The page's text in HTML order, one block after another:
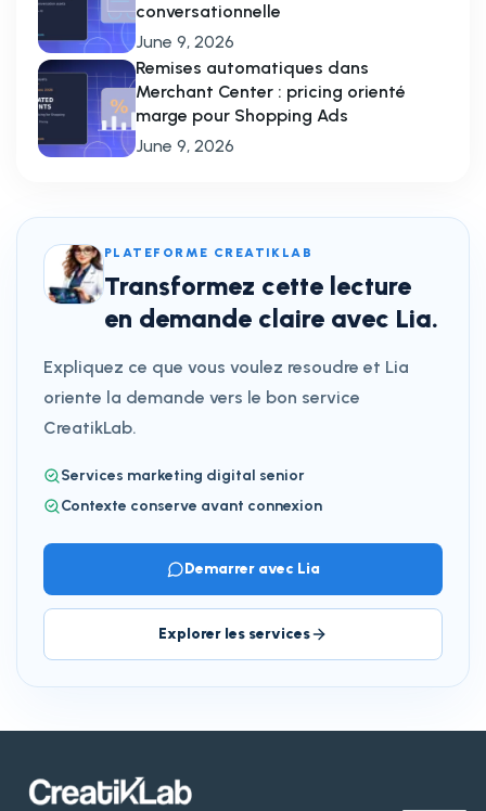
conversationnelle
June 9, 2026
Remises automatiques dans
Merchant Center : pricing orienté
marge pour Shopping Ads
June 9, 2026
PLATEFORME CREATIKLAB
Transformez cette lecture
en demande claire avec Lia.
Expliquez ce que vous voulez resoudre et Lia
oriente la demande vers le bon service
CreatikLab.
Services marketing digital senior
Contexte conserve avant connexion
Demarrer avec Lia
Explorer les services